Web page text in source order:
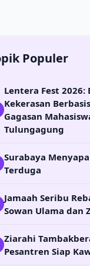
Populer
Lentera Fest 2026:
Kekerasan
Gagasan
Tulungagung
Surabaya
Terduga
Jamaah Seribu
Sowan Ulama dan
Ziarahi
Pesantren Siap